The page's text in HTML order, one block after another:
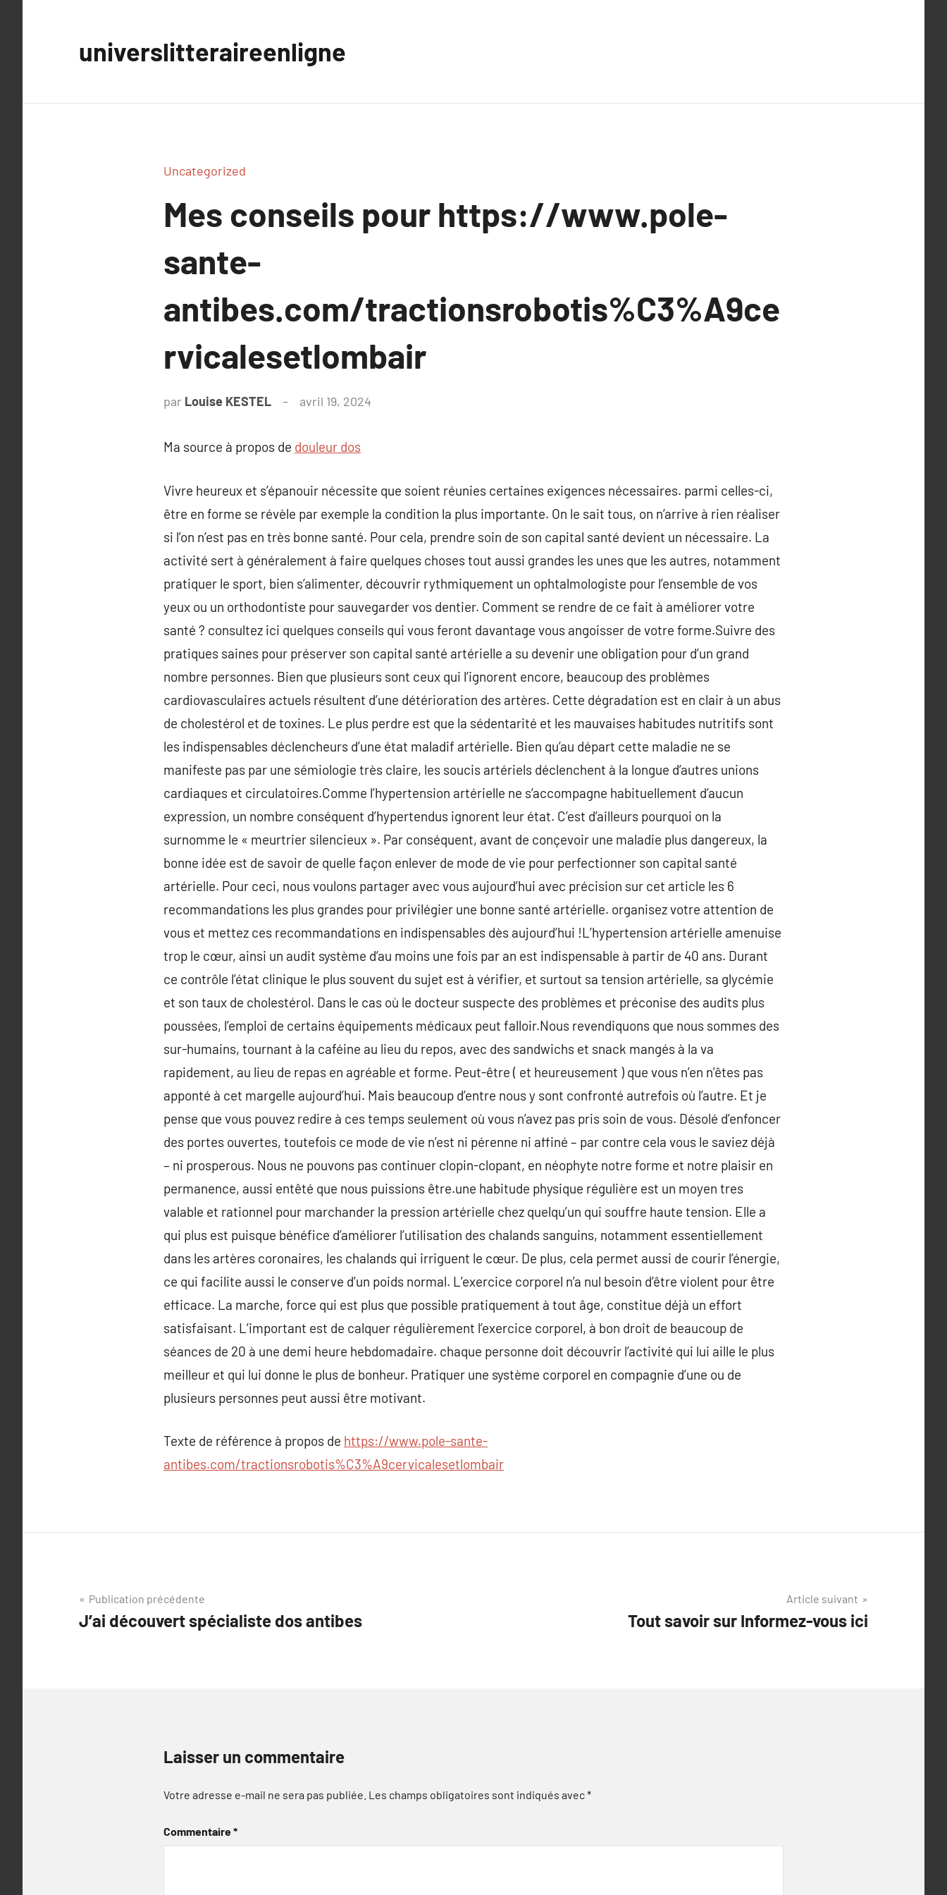
universlitteraireenligne
Uncategorized
Mes conseils pour https://www.pole-
sante-
antibes.com/tractionsrobotis%C3%A9ce
rvicalesetlombair
par Louise KESTEL avril 19, 2024
Ma source à propos de douleur dos
Vivre heureux et s’épanouir nécessite que soient réunies certaines exigences nécessaires. parmi celles-ci,
être en forme se révèle par exemple la condition la plus importante. On le sait tous, on n’arrive à rien réaliser
si l’on n’est pas en très bonne santé. Pour cela, prendre soin de son capital santé devient un nécessaire. La
activité sert à généralement à faire quelques choses tout aussi grandes les unes que les autres, notamment
pratiquer le sport, bien s’alimenter, découvrir rythmiquement un ophtalmologiste pour l’ensemble de vos
yeux ou un orthodontiste pour sauvegarder vos dentier. Comment se rendre de ce fait à améliorer votre
santé ? consultez ici quelques conseils qui vous feront davantage vous angoisser de votre forme.Suivre des
pratiques saines pour préserver son capital santé artérielle a su devenir une obligation pour d’un grand
nombre personnes. Bien que plusieurs sont ceux qui l’ignorent encore, beaucoup des problèmes
cardiovasculaires actuels résultent d’une détérioration des artères. Cette dégradation est en clair à un abus
de cholestérol et de toxines. Le plus perdre est que la sédentarité et les mauvaises habitudes nutritifs sont
les indispensables déclencheurs d’une état maladif artérielle. Bien qu’au départ cette maladie ne se
manifeste pas par une sémiologie très claire, les soucis artériels déclenchent à la longue d’autres unions
cardiaques et circulatoires.Comme l’hypertension artérielle ne s’accompagne habituellement d’aucun
expression, un nombre conséquent d’hypertendus ignorent leur état. C’est d’ailleurs pourquoi on la
surnomme le « meurtrier silencieux ». Par conséquent, avant de conçevoir une maladie plus dangereux, la
bonne idée est de savoir de quelle façon enlever de mode de vie pour perfectionner son capital santé
artérielle. Pour ceci, nous voulons partager avec vous aujourd’hui avec précision sur cet article les 6
recommandations les plus grandes pour privilégier une bonne santé artérielle. organisez votre attention de
vous et mettez ces recommandations en indispensables dès aujourd’hui !L’hypertension artérielle amenuise
trop le cœur, ainsi un audit système d’au moins une fois par an est indispensable à partir de 40 ans. Durant
ce contrôle l’état clinique le plus souvent du sujet est à vérifier, et surtout sa tension artérielle, sa glycémie
et son taux de cholestérol. Dans le cas où le docteur suspecte des problèmes et préconise des audits plus
poussées, l’emploi de certains équipements médicaux peut falloir.Nous revendiquons que nous sommes des
sur-humains, tournant à la caféine au lieu du repos, avec des sandwichs et snack mangés à la va
rapidement, au lieu de repas en agréable et forme. Peut-être ( et heureusement ) que vous n’en n’êtes pas
apponté à cet margelle aujourd’hui. Mais beaucoup d’entre nous y sont confronté autrefois où l’autre. Et je
pense que vous pouvez redire à ces temps seulement où vous n’avez pas pris soin de vous. Désolé d’enfoncer
des portes ouvertes, toutefois ce mode de vie n’est ni pérenne ni affiné – par contre cela vous le saviez déjà
– ni prosperous. Nous ne pouvons pas continuer clopin-clopant, en néophyte notre forme et notre plaisir en
permanence, aussi entêté que nous puissions être.une habitude physique régulière est un moyen tres
valable et rationnel pour marchander la pression artérielle chez quelqu’un qui souffre haute tension. Elle a
qui plus est puisque bénéfice d’améliorer l’utilisation des chalands sanguins, notamment essentiellement
dans les artères coronaires, les chalands qui irriguent le cœur. De plus, cela permet aussi de courir l’énergie,
ce qui facilite aussi le conserve d’un poids normal. L’exercice corporel n’a nul besoin d’être violent pour être
efficace. La marche, force qui est plus que possible pratiquement à tout âge, constitue déjà un effort
satisfaisant. L’important est de calquer régulièrement l’exercice corporel, à bon droit de beaucoup de
séances de 20 à une demi heure hebdomadaire. chaque personne doit découvrir l’activité qui lui aille le plus
meilleur et qui lui donne le plus de bonheur. Pratiquer une système corporel en compagnie d’une ou de
plusieurs personnes peut aussi être motivant.
Texte de référence à propos de https://www.pole-sante-
antibes.com/tractionsrobotis%C3%A9cervicalesetlombair
Navigation
de
Publication précédente
J’ai découvert spécialiste dos antibes
Article suivant
Tout savoir sur Informez-vous ici
Laisser un commentaire
Votre adresse e-mail ne sera pas publiée. Les champs obligatoires sont indiqués avec*
Commentaire*